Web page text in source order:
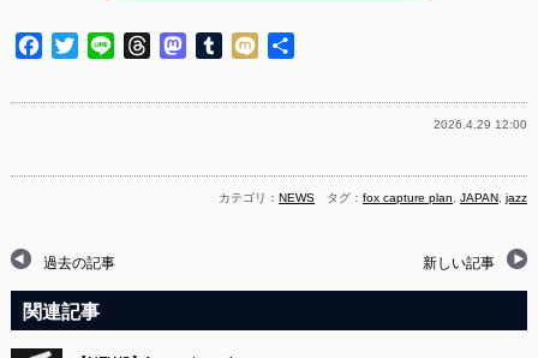
Facebook
TwitterLine ThreadsMastodon
Tumblr
Mixi
2026.4.29 12:00
カテゴリ：NEWS タグ：fox capture plan,JAPAN,jazz
過去の記事 新しい記事
関連記事